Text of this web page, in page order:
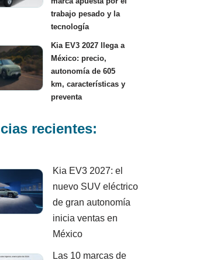
trabajo pesado y la
tecnología
Kia EV3 2027 llega a
México: precio,
autonomía de 605
km, características y
preventa
recientes:
Kia EV3 2027: el
nuevo SUV eléctrico
de gran autonomía
inicia ventas en
México
Las 10 marcas de